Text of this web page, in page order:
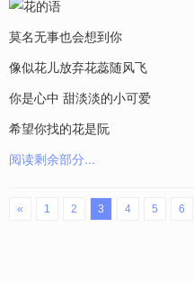
莫名无事也会想到你
像似花儿放弃花蕊随风飞
你是心中 甜淡淡的小可爱
希望你找的花是阮
阅读剩余部分...
« 1 2 3 4 5 6